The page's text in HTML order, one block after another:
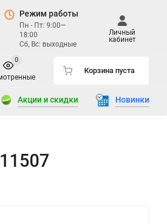
Режим работы
Пн - Пт: 9:00—
18:00
Сб, Вс: выходные
Личный
кабинет
0
Корзина пуста
Акции и скидки Новинки